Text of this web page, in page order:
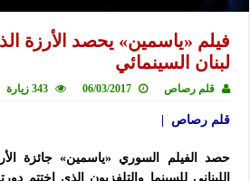
فيلم «ياسمين» يحصد الأرزة
لبنان السينمائي
قلم رصاص 06/03/2017 343 زيارة
قلم رصاص |
حصد الفيلم السوري «ياسمين» جائزة
اللبناني للسينما والتلفزيون الذي اختتم